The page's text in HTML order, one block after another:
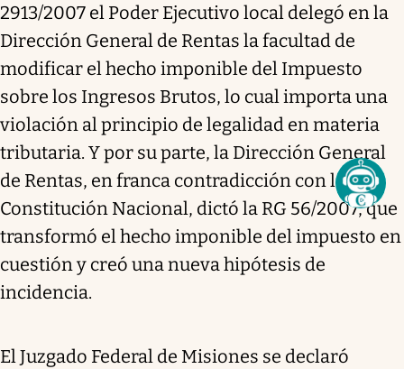
2913/2007 el Poder Ejecutivo local delegó en la
Dirección General de Rentas la facultad de
modificar el hecho imponible del Impuesto
sobre los Ingresos Brutos, lo cual importa una
violación al principio de legalidad en materia
tributaria. Y por su parte, la Dirección General
de Rentas, en franca contradicción con la
Constitución Nacional, dictó la RG 56/2007, que
transformó el hecho imponible del impuesto en
cuestión y creó una nueva hipótesis de
incidencia.
El Juzgado Federal de Misiones se declaró